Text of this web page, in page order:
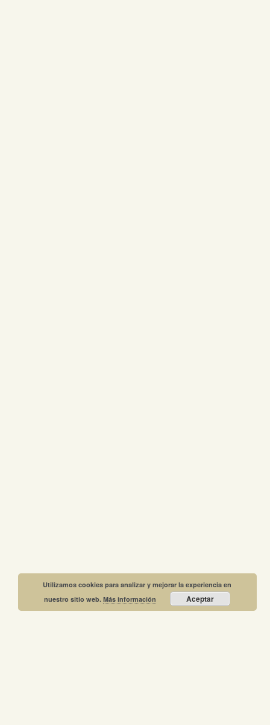
Utilizamos cookies para analizar y mejorar la experiencia en
nuestro sitio web.Más información Aceptar